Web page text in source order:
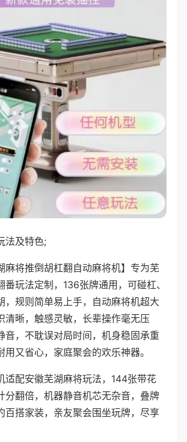
法及特色;
麻将推倒胡杠翻自动麻将机】专为芜
番玩法定制，136张牌通用，可碰杠、
，规则简单易上手，自动麻将机超大
清晰，触感灵敏，长辈操作毫无压
音，不耽误对局时间，机身稳固承重
用又省心，家庭聚会的欢乐神器。
适配安徽芜湖麻将玩法，144张带花
分翻倍，机器静音机芯无杂音，叠牌
百搭家装，亲友聚会围坐玩牌，尽享